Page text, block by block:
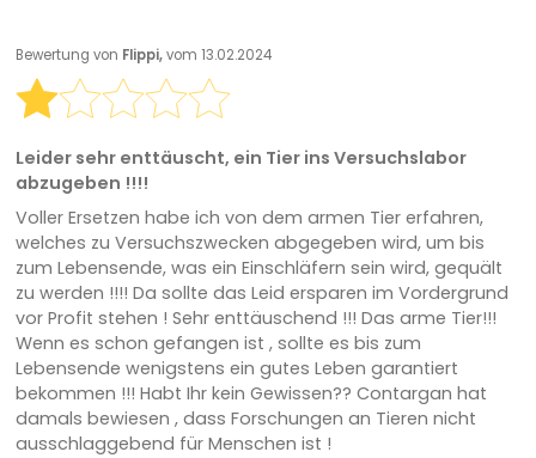
Bewertung von Flippi,vom 13.02.2024
Leider sehr enttäuscht, ein Tier ins Versuchslabor
abzugeben !!!!
Voller Ersetzen habe ich von dem armen Tier erfahren,
welches zu Versuchszwecken abgegeben wird, um bis
zum Lebensende, was ein Einschläfern sein wird, gequält
zu werden !!!! Da sollte das Leid ersparen im Vordergrund
vor Profit stehen ! Sehr enttäuschend !!! Das arme Tier!!!
Wenn es schon gefangen ist , sollte es bis zum
Lebensende wenigstens ein gutes Leben garantiert
bekommen !!! Habt Ihr kein Gewissen?? Contargan hat
damals bewiesen , dass Forschungen an Tieren nicht
ausschlaggebend für Menschen ist !